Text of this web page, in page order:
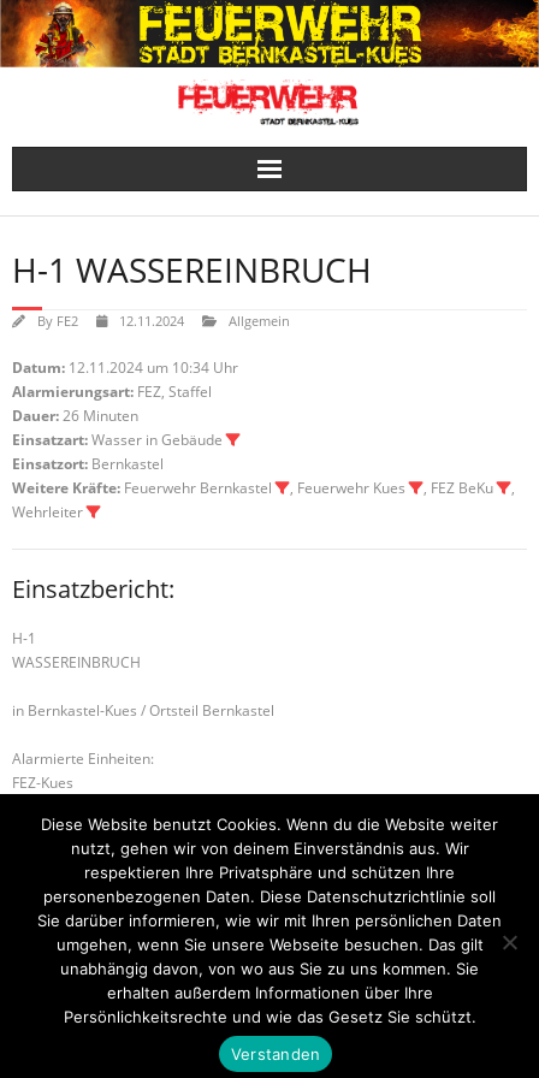
Skip
to
content
H-1 WASSEREINBRUCH
By FE2 12.11.2024 Allgemein
Datum: 12.11.2024 um 10:34 Uhr
Alarmierungsart: FEZ, Staffel
Dauer:26 Minuten
Einsatzart:Wasser in Gebäude
Einsatzort: Bernkastel
Weitere Kräfte: Feuerwehr Bernkastel , Feuerwehr Kues , FEZ BeKu
,
Wehrleiter
Einsatzbericht:
H-1
WASSEREINBRUCH
in Bernkastel-Kues / Ortsteil Bernkastel
Alarmierte Einheiten:
FEZ-Kues
FF-Bernkastel-Gruppe
B-2 BMA B-2 RAUCHWARNMELDER
Startseite Einsätze Mitglied werden Über uns
Kontakt
Think Up Themes Ltd. Powered by
Diese Website benutzt Cookies. Wenn du die Website weiter
nutzt, gehen wir von deinem Einverständnis aus. Wir
respektieren Ihre Privatsphäre und schützen Ihre
personenbezogenen Daten. Diese Datenschutzrichtlinie soll
Sie darüber informieren, wie wir mit Ihren persönlichen Daten
umgehen, wenn Sie unsere Webseite besuchen. Das gilt
unabhängig davon, von wo aus Sie zu uns kommen. Sie
erhalten außerdem Informationen über Ihre
Persönlichkeitsrechte und wie das Gesetz Sie schützt.
Verstanden